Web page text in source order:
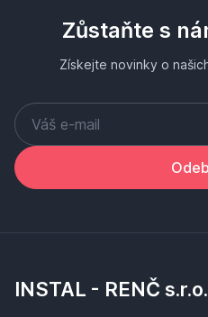
Zůstaňte s
Získejte novinky o
INSTAL - RENČ s.r.o.